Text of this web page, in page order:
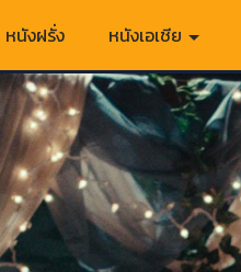
หนังฝรั่ง หนังเอเชีย